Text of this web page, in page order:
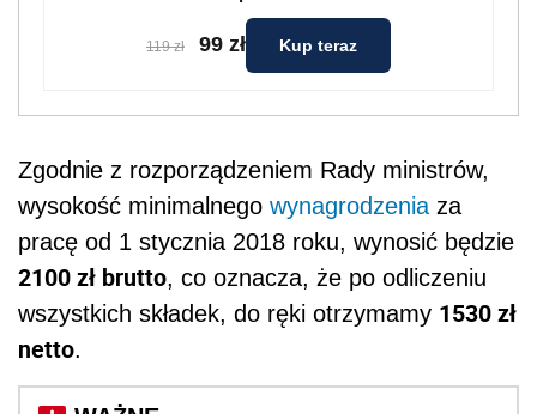
119 zł 99 zł Kup teraz
Zgodnie z rozporządzeniem Rady ministrów,
wysokość minimalnego wynagrodzenia za
pracę od 1 stycznia 2018 roku, wynosić będzie
2100 zł brutto, co oznacza, że po odliczeniu
wszystkich składek, do ręki otrzymamy 1530 zł
netto.